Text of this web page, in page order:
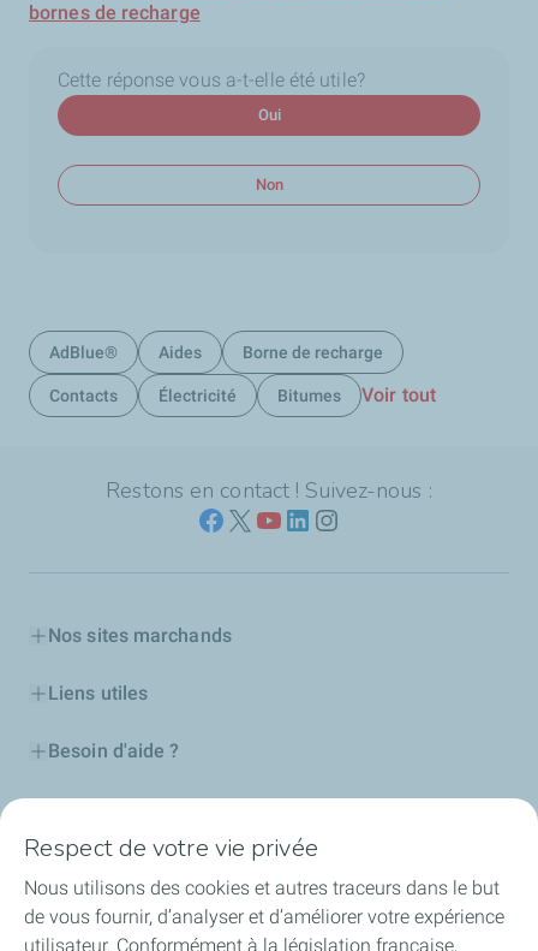
bornes de recharge
Cette réponse vous a-t-elle été utile?
Oui
Non
AdBlue® Aides Borne de recharge
Contacts Électricité Bitumes Voir tout
Restons en contact ! Suivez-nous :
Nos sites marchands
Liens utiles
Besoin d'aide ?
Certificats d'économies d'énergie
Nos partenaires
Respect de votre vie privée
Nous utilisons des cookies et autres traceurs dans le but
de vous fournir, d’analyser et d’améliorer votre expérience
utilisateur. Conformément à la législation française,